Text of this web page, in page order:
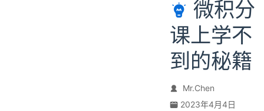
微积分
课上学不
到的秘籍
Mr.Chen
2023年4月4日